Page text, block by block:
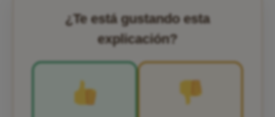
¿Te está gustando esta
explicación?